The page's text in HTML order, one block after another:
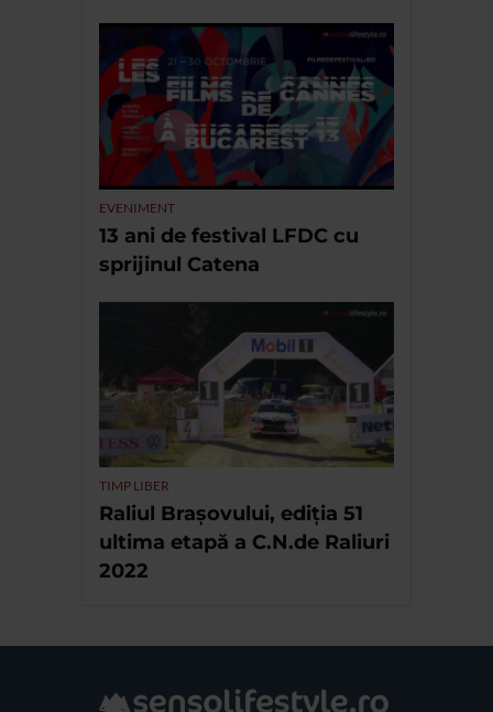
EVENIMENT
13 ani de festival LFDC cu
sprijinul Catena
TIMP LIBER
Raliul Brașovului, ediția 51
ultima etapă a C.N.de Raliuri
2022